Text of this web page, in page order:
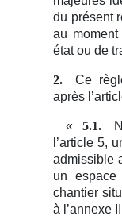
du présent
au
état ou de
2.
Ce
après
« 5.1.
l’article 5,
admissible
un
chantier
à l’annexe